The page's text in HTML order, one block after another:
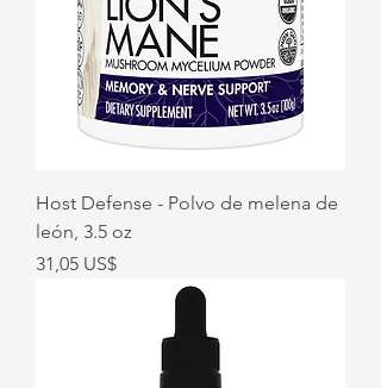
Host Defense - Polvo de melena de
león, 3.5 oz
Precio
31,05 US$